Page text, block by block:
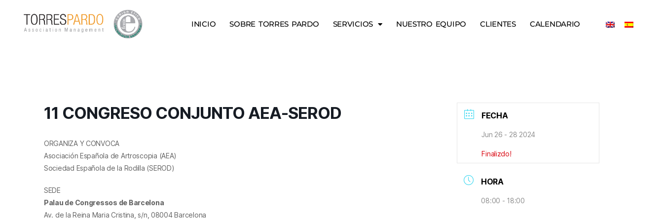
INICIO SOBRE TORRES PARDO SERVICIOS NUESTRO EQUIPO CLIENTES CALENDARIO
11 CONGRESO CONJUNTO AEA-SEROD
ORGANIZA Y CONVOCA
Asociación Española de Artroscopia (AEA)
Sociedad Española de la Rodilla (SEROD)
SEDE
Palau de Congressos de Barcelona
Av. de la Reina Maria Cristina, s/n, 08004 Barcelona
FECHA
Jun 26 - 28 2024
Finalizdo!
HORA
08:00 - 18:00